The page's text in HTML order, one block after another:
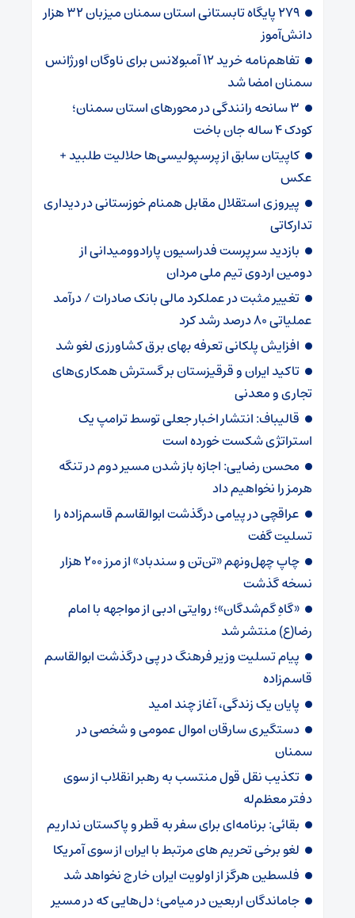
۲۷۹ پایگاه تابستانی استان سمنان میزبان ۳۲ هزار
دانش‌آموز
تفاهم‌نامه خرید ۱۲ آمبولانس برای ناوگان اورژانس
سمنان امضا شد
۳ سانحه رانندگی در محورهای استان سمنان؛
کودک ۴ ساله جان باخت
کاپیتان سابق از پرسپولیسی‌ها حلالیت طلبید +
عکس
پیروزی استقلال مقابل همنام خوزستانی در دیداری
تدارکاتی
بازدید سرپرست فدراسیون پارادوومیدانی از
دومین اردوی تیم ملی مردان
تغییر مثبت در عملکرد مالی بانک صادرات / درآمد
عملیاتی ۸۰ درصد رشد کرد
افزایش پلکانی تعرفه بهای برق کشاورزی لغو شد
تاکید ایران و قرقیزستان بر گسترش همکاری‌های
تجاری و معدنی
قالیباف: انتشار اخبار جعلی توسط ترامپ یک
استراتژی شکست خورده است
محسن رضایی: اجازه باز شدن مسیر دوم در تنگه
هرمز را نخواهیم داد
عراقچی در پیامی درگذشت ابوالقاسم قاسم‌زاده را
تسلیت گفت
چاپ چهل‌ونهم «تن‌تن و سندباد» از مرز ۲۰۰ هزار
نسخه گذشت
«گاهِ گم‌شدگان»؛ روایتی ادبی از مواجهه با امام
رضا(ع) منتشر شد
پیام تسلیت وزیر فرهنگ در پی درگذشت ابوالقاسم
قاسم‌زاده
پایان یک زندگی، آغاز چند امید
دستگیری سارقان اموال عمومی و شخصی در
سمنان
تکذیب نقل قول منتسب به رهبر انقلاب از سوی
دفتر معظم‌له
بقائی: برنامه‌ای برای سفر به قطر و پاکستان نداریم
لغو برخی تحریم های مرتبط با ایران از سوی آمریکا
فلسطین هرگز از اولویت ایران خارج نخواهد شد
جاماندگان اربعین در میامی؛ دل‌هایی که در مسیر